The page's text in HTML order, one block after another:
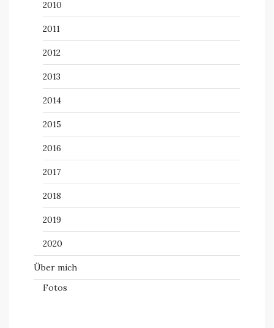
2010
2011
2012
2013
2014
2015
2016
2017
2018
2019
2020
Über mich
Fotos